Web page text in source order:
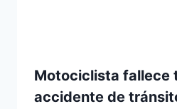
Motociclista fallece
accidente de